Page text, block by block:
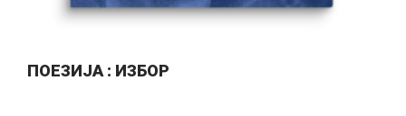
ПОЕЗИЈА : ИЗБОР